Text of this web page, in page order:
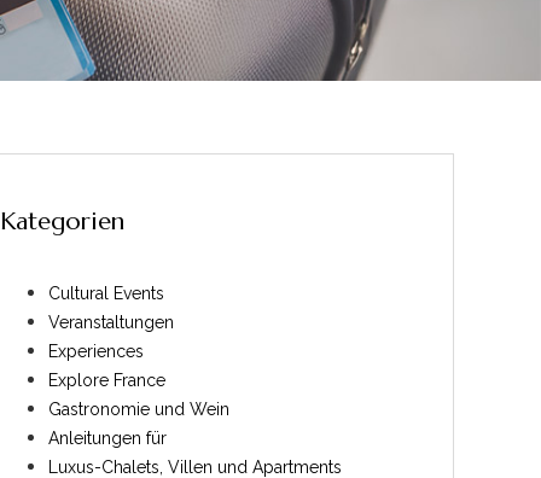
Kategorien
Cultural Events
Veranstaltungen
Experiences
Explore France
Gastronomie und Wein
Anleitungen für
Luxus-Chalets, Villen und Apartments